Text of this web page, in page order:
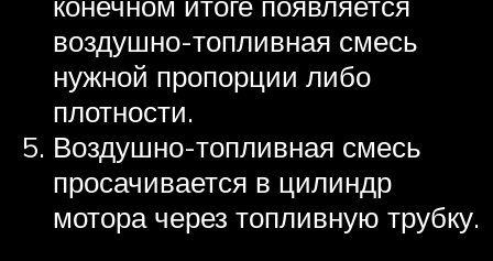
воздушно-топливная смесь
нужной пропорции либо
плотности.
Воздушно-топливная смесь
просачивается в цилиндр
мотора через топливную трубку.